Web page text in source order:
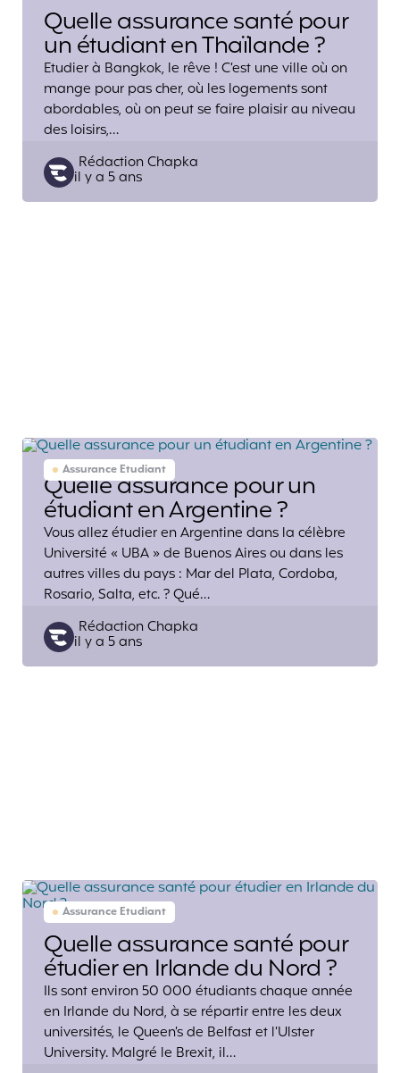
Quelle assurance santé pour
un étudiant en Thaïlande ?
Etudier à Bangkok, le rêve ! C’est une ville où on
mange pour pas cher, où les logements sont
abordables, où on peut se faire plaisir au niveau
des loisirs,…
Posted
by
Rédaction Chapka
il y a 5 ans
Assurance Etudiant
Quelle assurance pour un
étudiant en Argentine ?
Vous allez étudier en Argentine dans la célèbre
Université « UBA » de Buenos Aires ou dans les
autres villes du pays : Mar del Plata, Cordoba,
Rosario, Salta, etc. ? Qué…
Posted
by
Rédaction Chapka
il y a 5 ans
Assurance Etudiant
Quelle assurance santé pour
étudier en Irlande du Nord ?
Ils sont environ 50 000 étudiants chaque année
en Irlande du Nord, à se répartir entre les deux
universités, le Queen’s de Belfast et l’Ulster
University. Malgré le Brexit, il…